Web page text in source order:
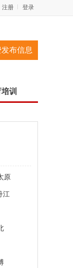
登录
注册
布信息
训
原
江